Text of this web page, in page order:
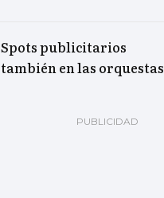
Spots publicitarios
también en las orquestas